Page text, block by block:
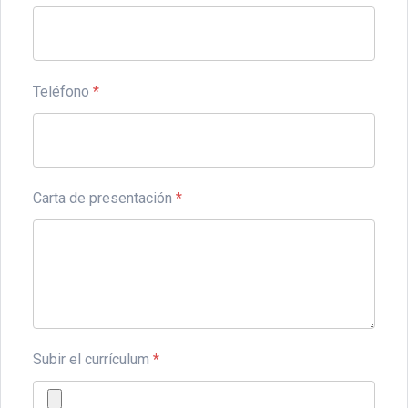
Teléfono *
Carta de presentación *
Subir el currículum *